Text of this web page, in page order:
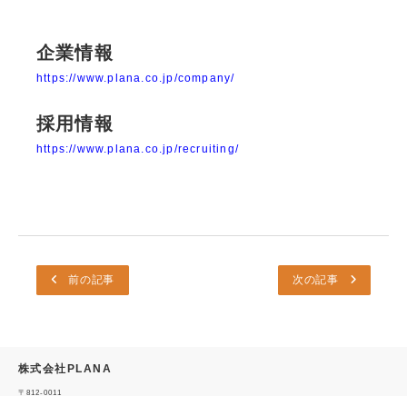
企業情報
https://www.plana.co.jp/company/
採用情報
https://www.plana.co.jp/recruiting/
前の記事 次の記事
株式会社PLANA
〒812-0011